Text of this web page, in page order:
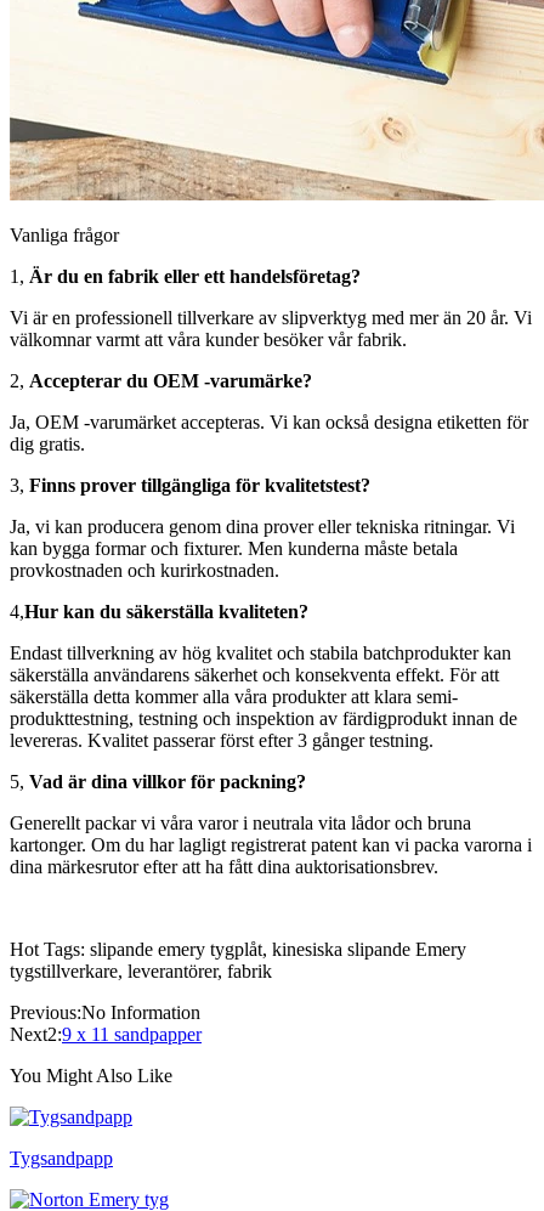
Vanliga frågor
1, Är du en fabrik eller ett handelsföretag?
Vi är en professionell tillverkare av slipverktyg med mer än 20 år. Vi
välkomnar varmt att våra kunder besöker vår fabrik.
2, Accepterar du OEM -varumärke?
Ja, OEM -varumärket accepteras. Vi kan också designa etiketten för
dig gratis.
3, Finns prover tillgängliga för kvalitetstest?
Ja, vi kan producera genom dina prover eller tekniska ritningar. Vi
kan bygga formar och fixturer. Men kunderna måste betala
provkostnaden och kurirkostnaden.
4,Hur kan du säkerställa kvaliteten?
Endast tillverkning av hög kvalitet och stabila batchprodukter kan
säkerställa användarens säkerhet och konsekventa effekt. För att
säkerställa detta kommer alla våra produkter att klara semi-
produkttestning, testning och inspektion av färdigprodukt innan de
levereras. Kvalitet passerar först efter 3 gånger testning.
5, Vad är dina villkor för packning?
Generellt packar vi våra varor i neutrala vita lådor och bruna
kartonger. Om du har lagligt registrerat patent kan vi packa varorna i
dina märkesrutor efter att ha fått dina auktorisationsbrev.
Hot Tags: slipande emery tygplåt, kinesiska slipande Emery
tygstillverkare, leverantörer, fabrik
Previous:No Information
Next2:9 x 11 sandpapper
You Might Also Like
Tygsandpapp